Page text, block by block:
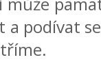
a podívat